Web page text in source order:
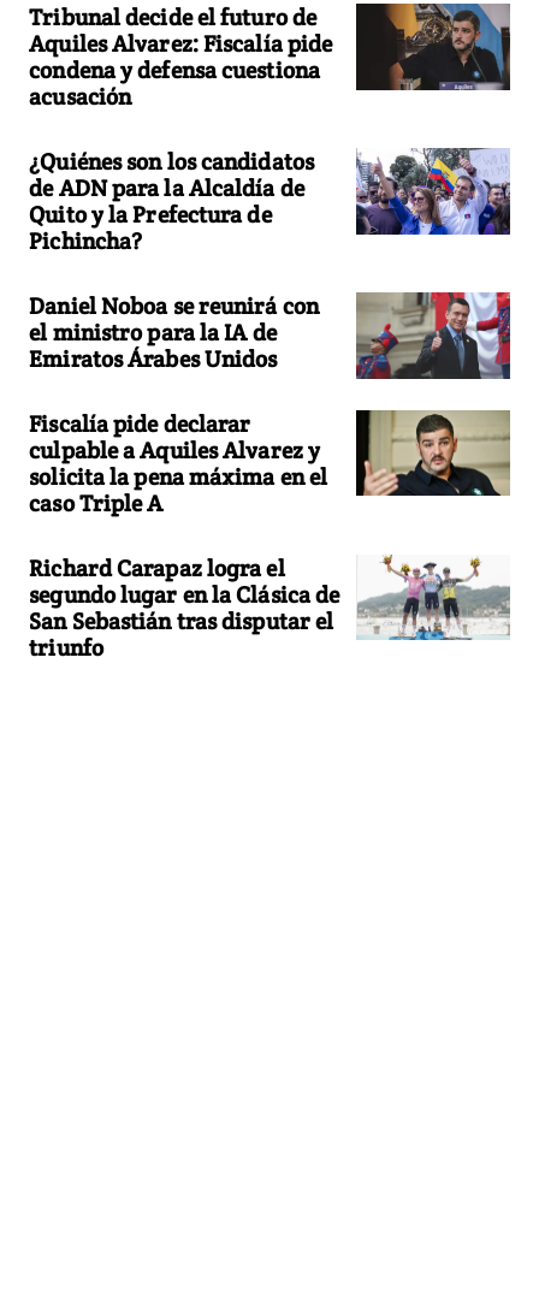
Tribunal decide el futuro de
Aquiles Alvarez: Fiscalía pide
condena y defensa cuestiona
acusación
¿Quiénes son los candidatos
de ADN para la Alcaldía de
Quito y la Prefectura de
Pichincha?
Daniel Noboa se reunirá con
el ministro para la IA de
Emiratos Árabes Unidos
Fiscalía pide declarar
culpable a Aquiles Alvarez y
solicita la pena máxima en el
caso Triple A
Richard Carapaz logra el
segundo lugar en la Clásica de
San Sebastián tras disputar el
triunfo